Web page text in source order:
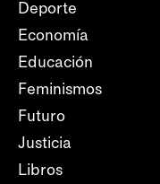
Deporte
Economía
Educación
Feminismos
Futuro
Justicia
Libros